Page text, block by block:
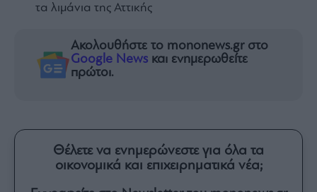
τα λιμάνια της Αττικής
Ακολουθήστε το mononews.gr στο
Google News και ενημερωθείτε
πρώτοι.
Θέλετε να ενημερώνεστε για όλα τα
οικονομικά και επιχειρηματικά νέα;